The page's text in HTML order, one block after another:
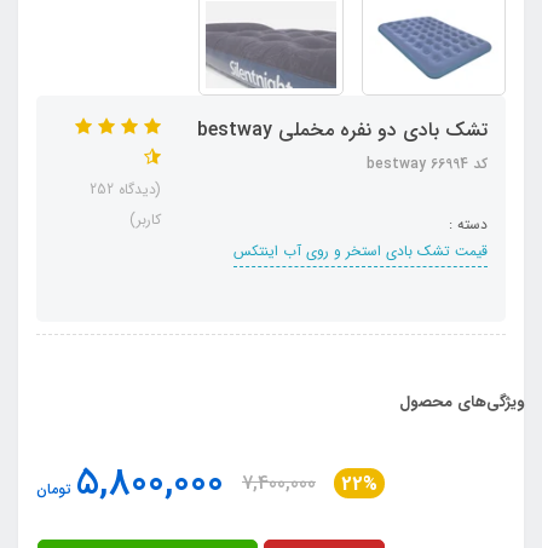
تشک بادی دو نفره مخملی bestway
کد bestway 66994
دسته :
قیمت تشک بادی استخر و روی آب اینتکس
(دیدگاه 252
کاربر)
ویژگی‌های محصول
22%
7,400,000
5,800,000 تومان